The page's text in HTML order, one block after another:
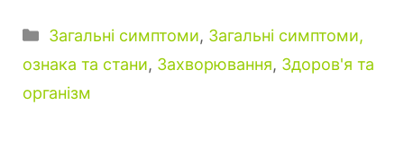
Категорії
Загальні симптоми, Загальні симптоми,
ознака та стани, Захворювання, Здоров'я та
організм